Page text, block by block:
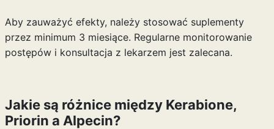
Aby zauważyć efekty, należy stosować suplementy
przez minimum 3 miesiące. Regularne monitorowanie
postępów i konsultacja z lekarzem jest zalecana.
Jakie są różnice między Kerabione,
Priorin a Alpecin?